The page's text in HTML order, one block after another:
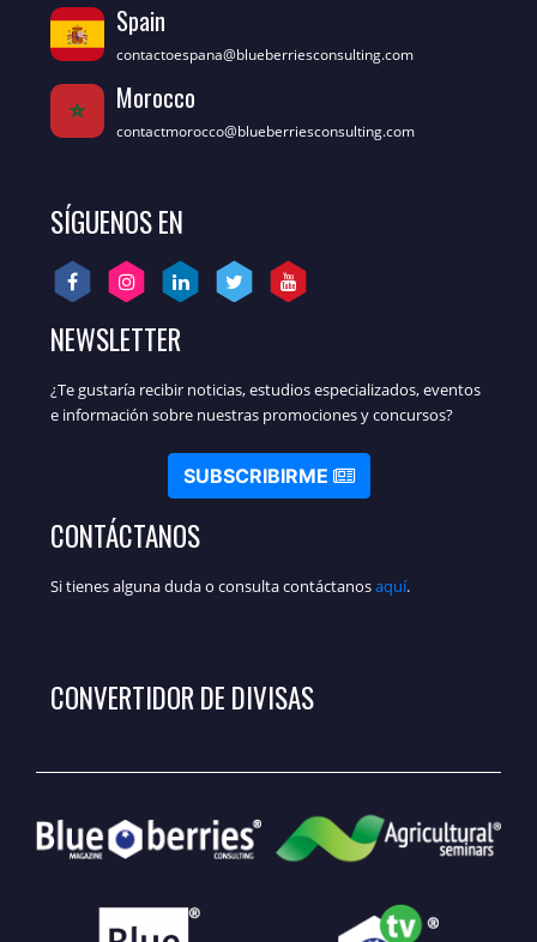
Spain
contactoespana@blueberriesconsulting.com
Morocco
contactmorocco@blueberriesconsulting.com
SÍGUENOS EN
NEWSLETTER
¿Te gustaría recibir noticias, estudios especializados, eventos
e información sobre nuestras promociones y concursos?
SUBSCRIBIRME
CONTÁCTANOS
Si tienes alguna duda o consulta contáctanosaquí.
CONVERTIDOR DE DIVISAS